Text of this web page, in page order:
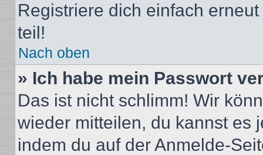
Registriere dich einfach
teil!
Nach oben
» Ich habe mein Passwort
Das ist nicht schlimm! Wir
wieder mitteilen, du kannst es
indem du auf der Anmelde-